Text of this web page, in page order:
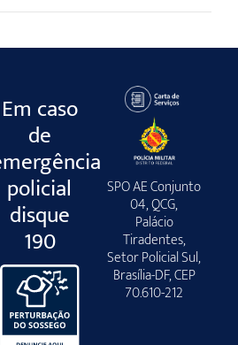
Em caso
de
policial
disque
190
SPO AE Conjunto
04, QCG,
Palácio
Tiradentes,
Setor Policial Sul,
Brasília-DF, CEP
70.610-212